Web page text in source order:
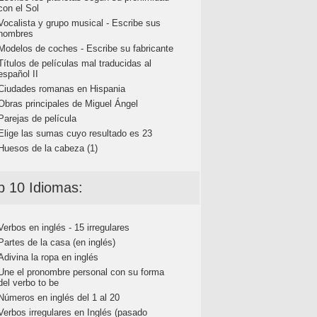
el Sol
y grupo musical - Escribe sus
de coches - Escribe su fabricante
de películas mal traducidas al
II
romanas en Hispania
principales de Miguel Ángel
de película
las sumas cuyo resultado es 23
de la cabeza (1)
10 Idiomas:
en inglés - 15 irregulares
de la casa (en inglés)
la ropa en inglés
el pronombre personal con su forma
verbo to be
en inglés del 1 al 20
irregulares en Inglés (pasado